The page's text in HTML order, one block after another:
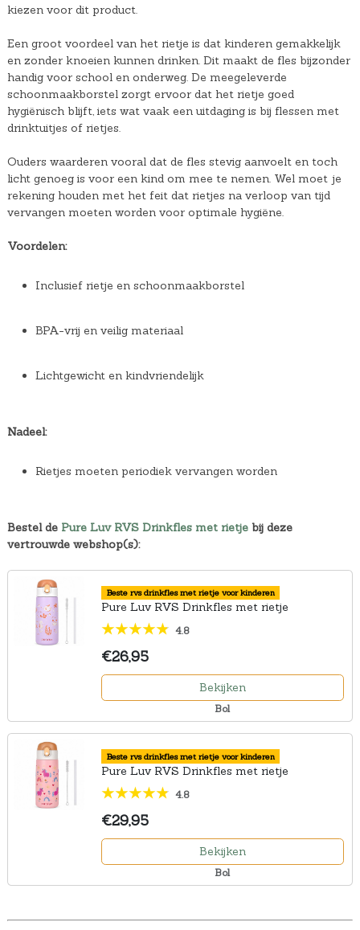
kiezen voor dit product.
Een groot voordeel van het rietje is dat kinderen gemakkelijk
en zonder knoeien kunnen drinken. Dit maakt de fles bijzonder
handig voor school en onderweg. De meegeleverde
schoonmaakborstel zorgt ervoor dat het rietje goed
hygiënisch blijft, iets wat vaak een uitdaging is bij flessen met
drinktuitjes of rietjes.
Ouders waarderen vooral dat de fles stevig aanvoelt en toch
licht genoeg is voor een kind om mee te nemen. Wel moet je
rekening houden met het feit dat rietjes na verloop van tijd
vervangen moeten worden voor optimale hygiëne.
Voordelen:
Inclusief rietje en schoonmaakborstel
BPA-vrij en veilig materiaal
Lichtgewicht en kindvriendelijk
Nadeel:
Rietjes moeten periodiek vervangen worden
Bestel de Pure Luv RVS Drinkfles met rietje bij deze
vertrouwde webshop(s):
Beste rvs drinkfles met rietje voor kinderen
Pure Luv RVS Drinkfles met rietje
4.8
€26,95
Bekijken
Bol
Beste rvs drinkfles met rietje voor kinderen
Pure Luv RVS Drinkfles met rietje
4.8
€29,95
Bekijken
Bol